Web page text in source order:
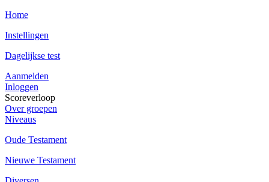
Home
Instellingen
Dagelijkse test
Aanmelden
Inloggen
Scoreverloop
Over groepen
Niveaus
Oude Testament
Nieuwe Testament